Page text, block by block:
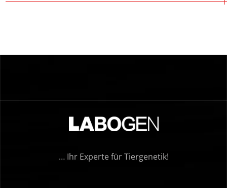
… Ihr Experte für Tiergenetik!